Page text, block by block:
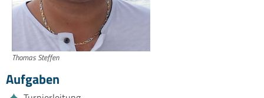
Thomas Steffen
Aufgaben